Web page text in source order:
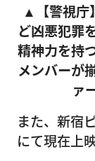
▲ 【警視
ど凶悪犯罪
精神力を持
メンバーが
ァ
また、新宿
にて現在上